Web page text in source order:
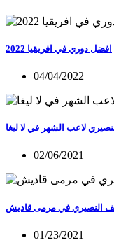
افضل دوري في افريقيا 2022
04/04/2022
لاعب الشهر في لا ليغا
02/06/2021
النصيري في مرمى قاديش
01/23/2021